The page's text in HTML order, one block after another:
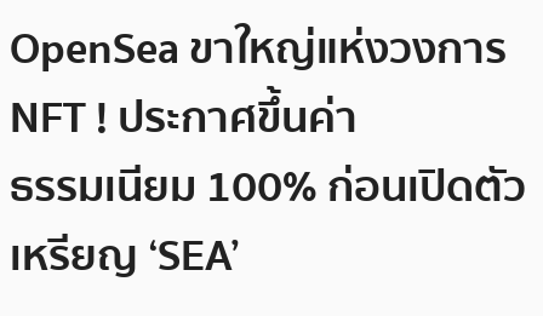
OpenSea ขาใหญ่แห่งวงการ
NFT ! ประกาศขึ้นค่า
ธรรมเนียม 100% ก่อนเปิดตัว
เหรียญ ‘SEA’